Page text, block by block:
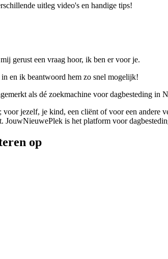
uitleg video's en handige tips!
gerust een vraag hoor, ik ben er voor je.
en ik beantwoord hem zo snel mogelijk!
als dé zoekmachine voor dagbesteding in
voor jezelf, je kind, een cliënt of voor een
JouwNieuwePlek is het platform voor
op